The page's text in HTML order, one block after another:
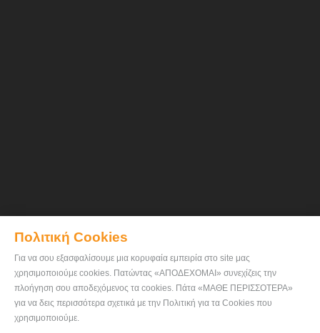
Πολιτική Cookies
Για να σου εξασφαλίσουμε μια κορυφαία εμπειρία στο site μας
χρησιμοποιούμε cookies. Πατώντας «ΑΠΟΔΕΧΟΜΑΙ» συνεχίζεις την
πλοήγηση σου αποδεχόμενος τα cookies. Πάτα «ΜΑΘΕ ΠΕΡΙΣΣΟΤΕΡΑ»
για να δεις περισσότερα σχετικά με την Πολιτική για τα Cookies που
χρησιμοποιούμε.